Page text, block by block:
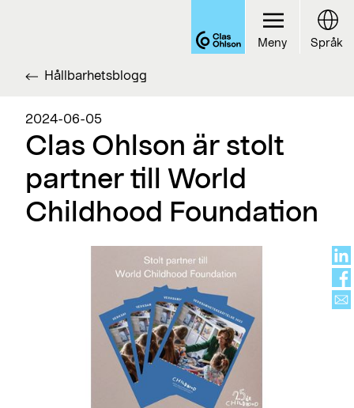
Hållbarhetsblogg
2024-06-05
Clas Ohlson är stolt
partner till World
Childhood Foundation
Meny Språk